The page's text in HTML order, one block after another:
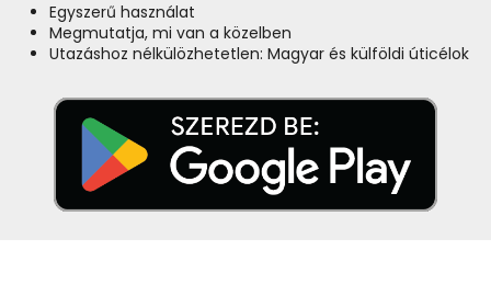
Egyszerű használat
Megmutatja, mi van a közelben
Utazáshoz nélkülözhetetlen: Magyar és külföldi úticélok